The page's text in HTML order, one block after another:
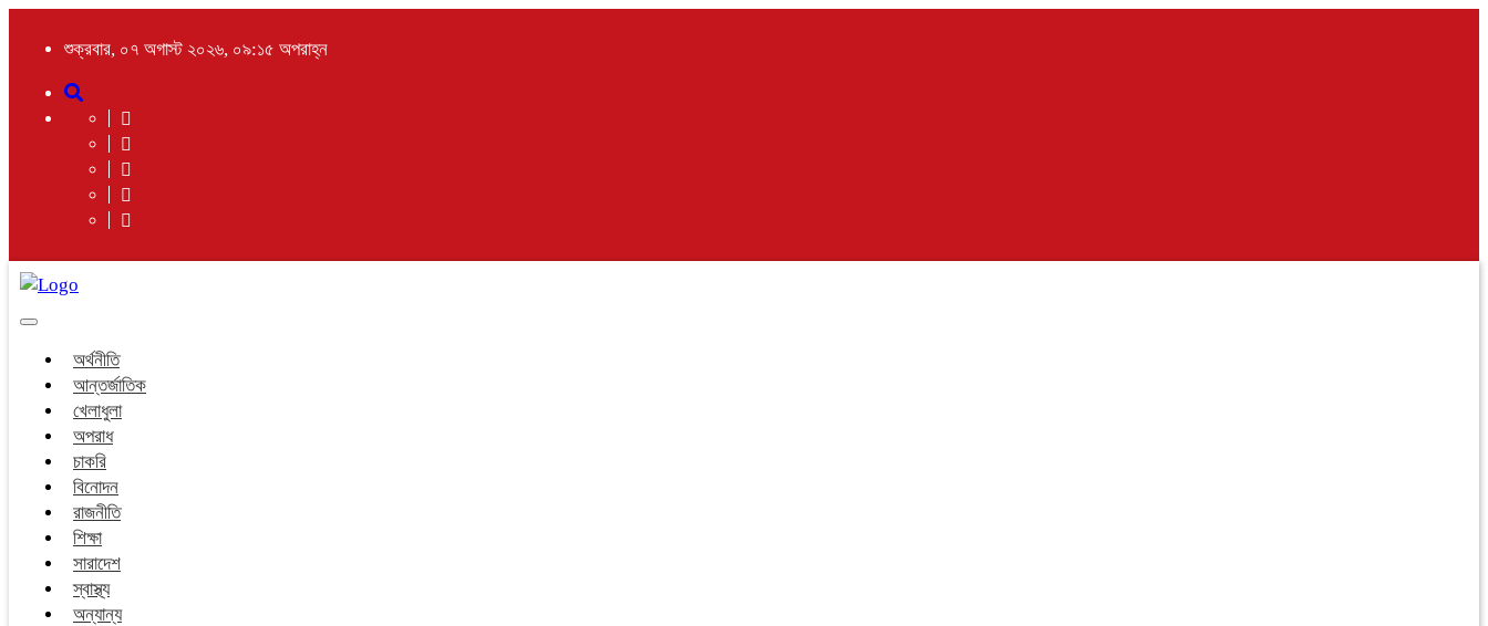
শুক্রবার, ০৭ অগাস্ট ২০২৬, ০৯:১৫ অপরাহ্ন
Toggle
অর্থনীতি
আন্তর্জাতিক
খেলাধুলা
অপরাধ
চাকরি
বিনোদন
রাজনীতি
শিক্ষা
সারাদেশ
স্বাস্থ্য
অন্যান্য